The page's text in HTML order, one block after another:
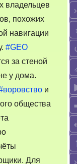
владельцев
похожих
навигации
#GEO
за стеной
у дома.
и
общества
Для